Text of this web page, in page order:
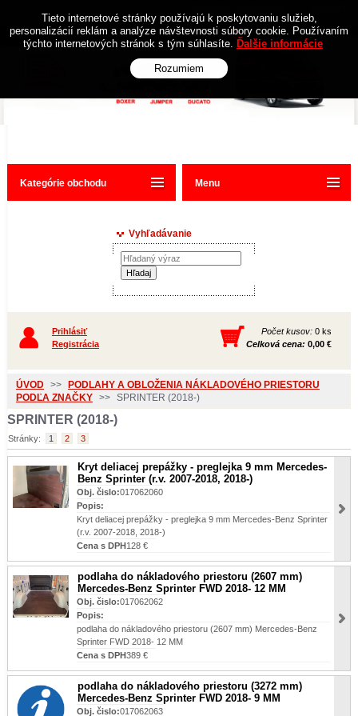
Kategórie obchodu
Vyhľadávanie
Prihlásiť
Registrácia
Počet kusov: 0 ks
Celková cena: 0,00 €
ÚVOD >>
PODLAHY A OBLOŽENIA NÁKLADOVÉHO PRIESTORU
PODĽA ZNAČKY >> SPRINTER (2018-)
SPRINTER (2018-)
Stránky: 1 2 3
Kryt deliacej prepážky - preglejka 9 mm Mercedes-
Benz Sprinter (r.v. 2007-2018, 2018-)
Obj. čislo:017062060
Popis:
Kryt deliacej prepážky - preglejka 9 mm Mercedes-Benz Sprinter
(r.v. 2007-2018, 2018-)
Cena s DPH128 €
podlaha do nákladového priestoru (2607 mm)
Mercedes-Benz Sprinter FWD 2018- 12 MM
Obj. čislo:017062062
Popis:
podlaha do nákladového priestoru (2607 mm) Mercedes-Benz
Sprinter FWD 2018- 12 MM
Cena s DPH389 €
podlaha do nákladového priestoru (3272 mm)
Mercedes-Benz Sprinter FWD 2018- 9 MM
Obj. čislo:017062063
Menu
Tieto internetové stránky používajú k poskytovaniu služieb,
personalizácií reklám a analýze návštevnosti súbory cookie. Používaním
týchto internetových stránok s tým súhlasíte. Ďalšie informácie
Rozumiem